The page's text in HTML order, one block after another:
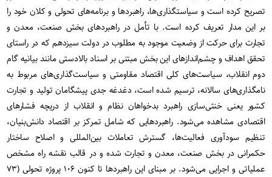
تصریح کرده است و سیاستگذاری‌ها، راهبردها و برنامه‌های تحولی و کلان خود را
بر این مدار تعریف کرده است. با تأمل در راهبردهای بخش صنعت، معدن و
تجارت برای حرکت از وضعیت موجود به مطلوب در دولت سیزدهم که در راستای
تحقق اهداف و چشم‌اندازهای این بخش مبتنی بر اسناد بالادستی مانند بیانیه گام
دوم انقلاب، سیاست‌های کلی اقتصاد مقاومتی و سیاست‌گذاری‌های مربوط به
نامگذاری‌های سالانه، ترسیم شده است، دغدغه جدی پیشگامان تولید و تجارت
کشور یعنی خنثی‌سازی راهبرد بدخواهان نظام و انقلاب از دریچه فشارهای
اقتصادی مشاهده می‌شود. راهبرد‌هایی که شامل تمرکز بر اقتصاد دانش‌بنیان،
تنظیم سودآوری فعالیت‌ها، گسترش تعاملات بین‌المللی و اصلاح ساختار
حکمرانی در بخش صنعت، معدن و تجارت شده و در قالب نقشه راه مشخص
عملیاتی و اجرایی می‌شود. بر مبنای این راهبردها تا کنون ۱۰۶ پروژه تحولی (۷۳